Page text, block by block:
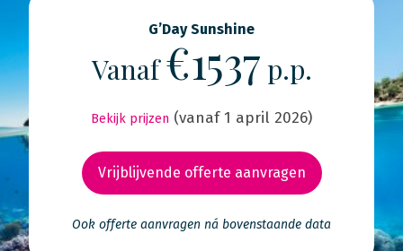
G’Day Sunshine
Vanaf€1537 p.p.
Bekijk prijzen (vanaf 1 april 2026)
Vrijblijvende offerte aanvragen
Ook offerte aanvragen ná bovenstaande data